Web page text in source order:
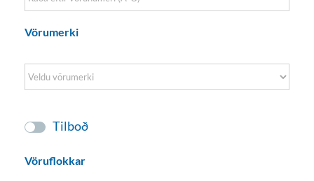
Vörumerki
Tilboð
Vöruflokkar